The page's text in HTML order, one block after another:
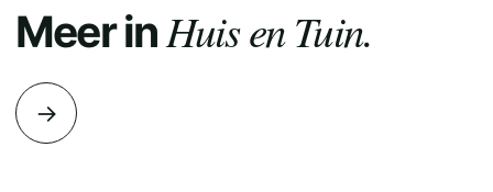
Meer inHuis en Tuin.
→